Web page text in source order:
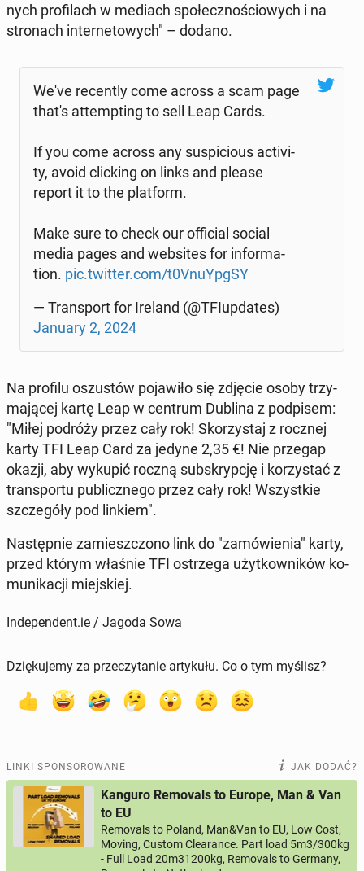
nych pro­fi­lach w mediach spo­łecz­no­ścio­wych i na
stro­nach in­ter­ne­to­wych" – dodano.
We've re­cen­tly come across a scam page
that's at­temp­ting to sell Leap Cards.
If you come across any su­spi­cio­us ac­ti­vi­
ty, avoid clic­king on links and please
report it to the plat­form.
Make sure to check our of­fi­cial social
media pages and we­bsi­tes for in­for­ma­
tion. pic.twitter.com/t0VnuYpg­SY
— Trans­port for Ireland (@TFIup­da­tes)
January 2, 2024
Na profilu oszu­stów po­ja­wi­ło się zdjęcie osoby trzy­
ma­ją­cej kartę Leap w centrum Dublina z pod­pi­sem:
"Miłej podróży przez cały rok! Sko­rzy­staj z rocznej
karty TFI Leap Card za jedyne 2,35 €! Nie przegap
okazji, aby wykupić roczną sub­skryp­cję i ko­rzy­stać z
trans­por­tu pu­blicz­ne­go przez cały rok! Wszyst­kie
szcze­gó­ły pod linkiem".
Na­stęp­nie za­miesz­czo­no link do "za­mó­wie­nia" karty,
przed którym właśnie TFI ostrze­ga użyt­kow­ni­ków ko­
mu­ni­ka­cji miej­skiej.
Independent.ie / Jagoda Sowa
Dziękujemy za przeczytanie artykułu. Co o tym myślisz?
LINKI SPONSOROWANE JAK DODAĆ?
Kanguro Removals to Europe, Man & Van
to EU
Removals to Poland, Man&Van to EU, Low Cost,
Moving, Custom Clearance. Part load 5m3/300kg
- Full Load 20m31200kg, Removals to Germany,